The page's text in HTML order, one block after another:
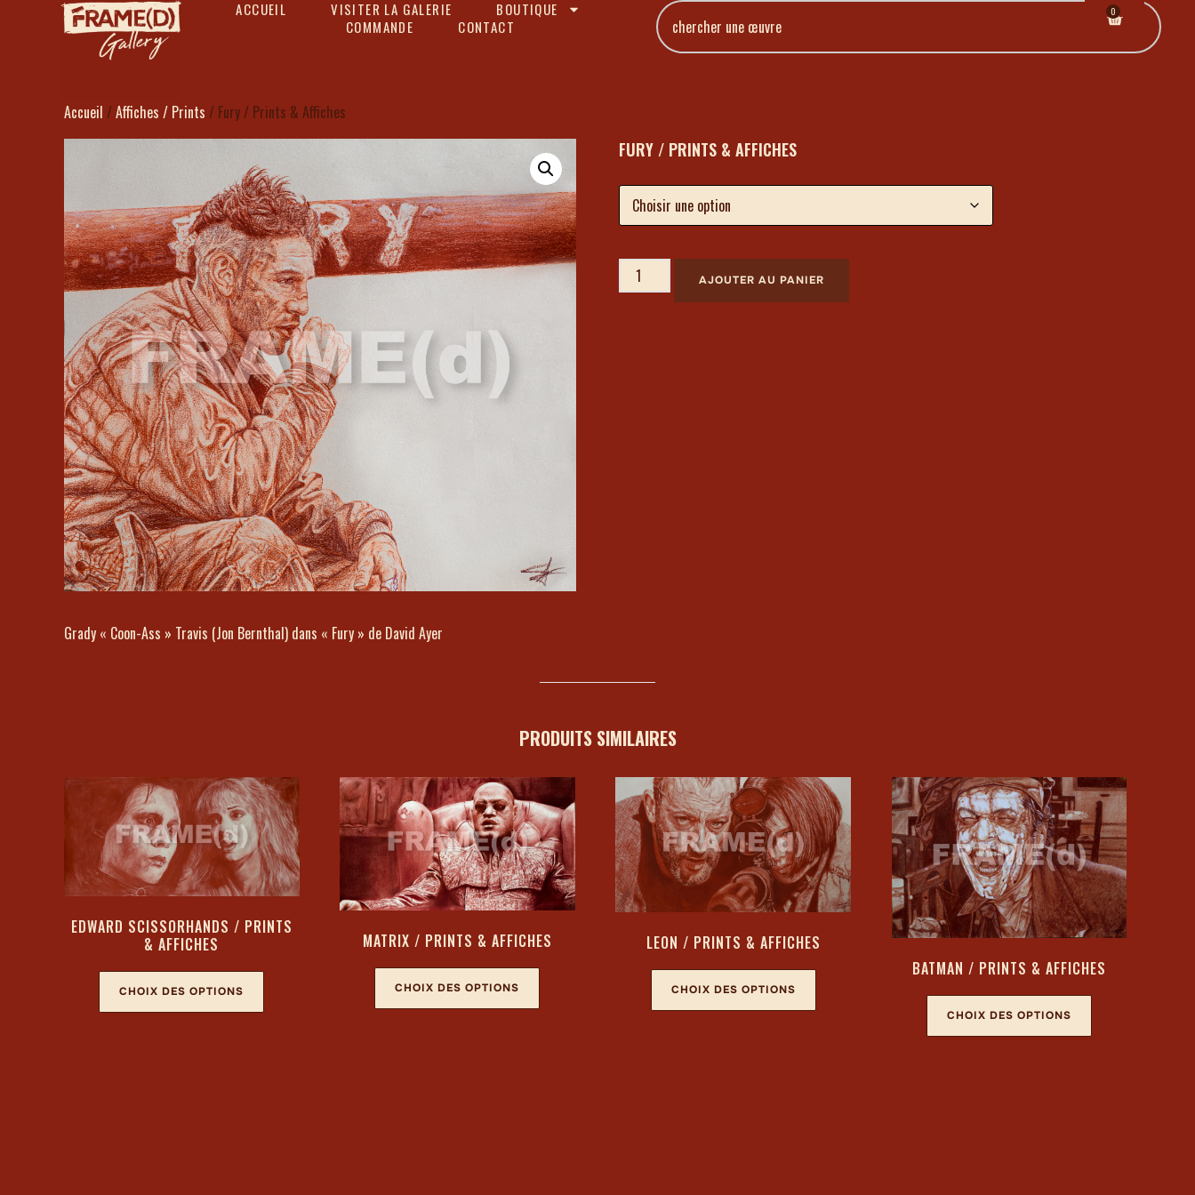
ACCUEIL VISITER LA GALERIE
BOUTIQUE
COMMANDE
CONTACT
0
Accueil / Affiches / Prints / Fury / Prints & Affiches
FURY / PRINTS & AFFICHES
AJOUTER AU PANIER
Grady « Coon-Ass » Travis (Jon Bernthal) dans « Fury » de David Ayer
PRODUITS SIMILAIRES
EDWARD SCISSORHANDS / PRINTS
& AFFICHES
CHOIX DES OPTIONS
MATRIX / PRINTS & AFFICHES
CHOIX DES OPTIONS
LEON / PRINTS & AFFICHES
CHOIX DES OPTIONS
BATMAN / PRINTS & AFFICHES
CHOIX DES OPTIONS